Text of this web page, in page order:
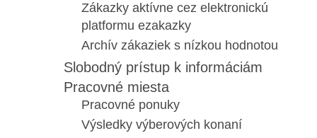
Zákazky aktívne cez elektronickú
platformu ezakazky
Archív zákaziek s nízkou hodnotou
Slobodný prístup k informáciám
Pracovné miesta
Pracovné ponuky
Výsledky výberových konaní